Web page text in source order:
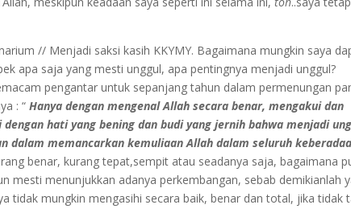
// Menjadi saksi kasih KKYMY. Bagaimana mungkin saya
apa saja yang mesti unggul, apa pentingnya menjadi unggul?
pengantar untuk sepanjang tahun dalam permenungan
: “Hanya dengan mengenal Allah secara benar, mengakui dan
hati yang bening dan budi yang jernih bahwa menjadi
dalam memancarkan kemuliaan Allah dalam seluruh
benar, kurang tepat,sempit atau seadanya saja, bagaimana
mesti menunjukkan adanya perkembangan, sebab demikianlah
tidak mungkin mengasihi secara baik, benar dan total, jika tidak